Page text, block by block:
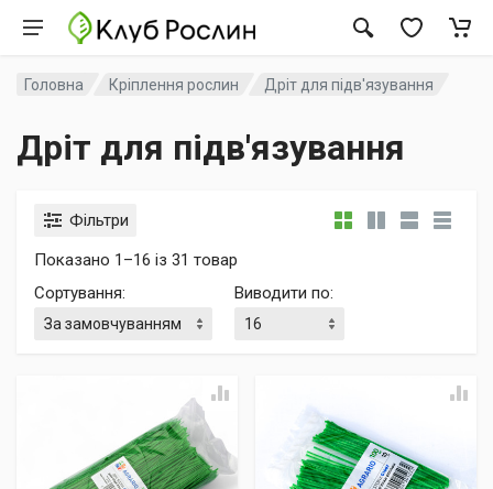
Головна Кріплення рослин Дріт для підв'язування
Дріт для підв'язування
Фільтри
Показано 1–16 із 31 товар
Сортування: Виводити по: